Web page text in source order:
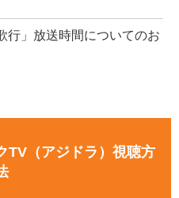
行」放送時間についてのお
TV（アジドラ）視聴方